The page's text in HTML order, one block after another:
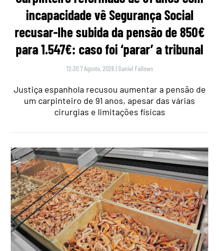
incapacidade vê Segurança Social
recusar-lhe subida da pensão de 850€
para 1.547€: caso foi ‘parar’ a tribunal
12:30 7 Agosto, 2026 | Daniel Fallows
Justiça espanhola recusou aumentar a pensão de
um carpinteiro de 91 anos, apesar das várias
cirurgias e limitações físicas